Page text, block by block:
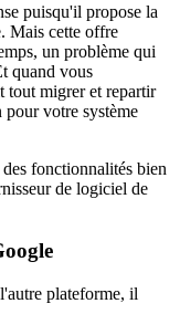
puisqu'il propose la
Mais cette offre
un problème qui
quand vous
tout migrer et repartir
pour votre système
fonctionnalités bien
de logiciel de
plateforme, il